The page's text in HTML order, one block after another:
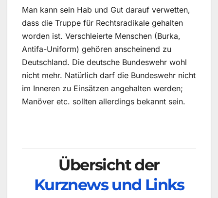
Man kann sein Hab und Gut darauf verwetten,
dass die Truppe für Rechtsradikale gehalten
worden ist. Verschleierte Menschen (Burka,
Antifa-Uniform) gehören anscheinend zu
Deutschland. Die deutsche Bundeswehr wohl
nicht mehr. Natürlich darf die Bundeswehr nicht
im Inneren zu Einsätzen angehalten werden;
Manöver etc. sollten allerdings bekannt sein.
Übersicht der
Kurznews und Links